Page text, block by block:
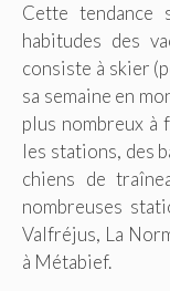
Cette tendance
habitudes des
consiste à skier
sa semaine en
plus nombreux à
les stations, des
chiens de
nombreuses
Valfréjus, La
à Métabief.